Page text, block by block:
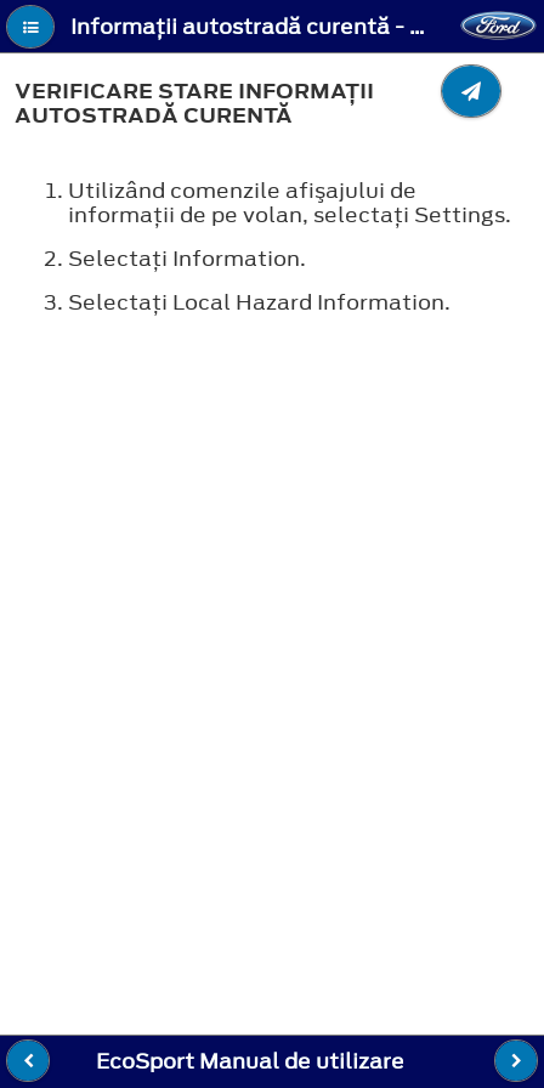
Informaţii autostradă curentă - Verificare stare Informaţii autostradă curentă
VERIFICARE STARE INFORMAŢII
AUTOSTRADĂ CURENTĂ
Utilizând comenzile afişajului de
informaţii de pe volan, selectaţi Settings.
Selectaţi Information.
Selectaţi Local Hazard Information.
EcoSport Manual de utilizare